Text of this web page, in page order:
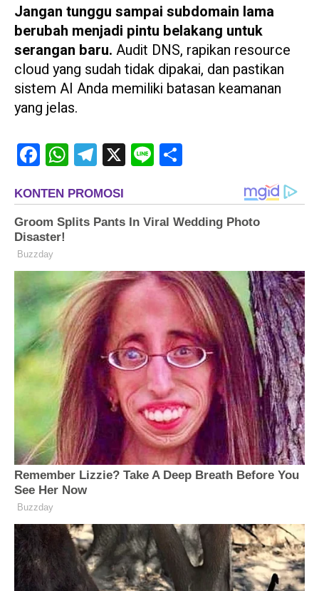
Jangan tunggu sampai subdomain lama
berubah menjadi pintu belakang untuk
serangan baru. Audit DNS, rapikan resource
cloud yang sudah tidak dipakai, dan pastikan
sistem AI Anda memiliki batasan keamanan
yang jelas.
FacebookWhatsAppTelegram
X Line